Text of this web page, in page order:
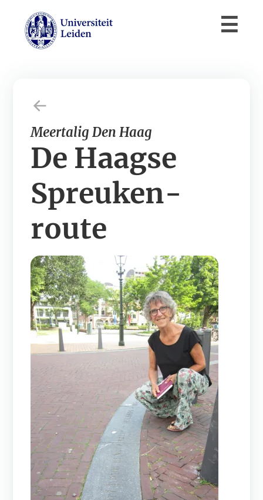
Meertalig Den Haag
De Haagse
Spreuken­
route